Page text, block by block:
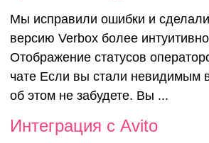
Мы исправили ошибки и
версию Verbox более
Отображение статусов
чате Если вы стали невидимым
об этом не забудете. Вы ...
Интеграция с Avito